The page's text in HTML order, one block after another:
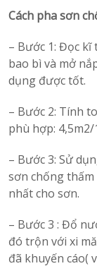
Cách pha sơn
– Bước 1: Đọc
bao bì và mở
dụng được tốt.
– Bước 2: Tính
phù hợp:
– Bước 3: Sử
sơn chống
nhất cho sơn.
– Bước 3 : Đổ
đó trộn với xi
đã khuyến cáo(